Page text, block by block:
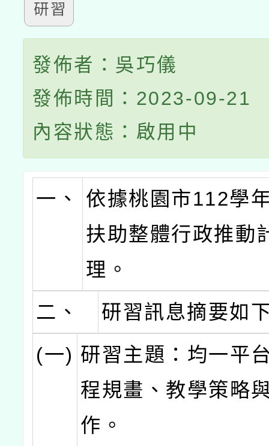
研習
發佈者：吳巧儀
發佈時間：2023-09-21
內容狀態：啟用中
一、
依據桃園市112學
扶助整體行政推動
理。
二、
研習訊息摘要如
(一) 研習主題：均一平
程規畫、教學策略
作。